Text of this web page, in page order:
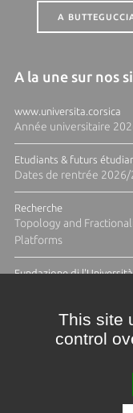
A
A la une sur nos
www.universita.corsica
Année universitaire
Etudiants & futurs
Dates de rentrée 2026/
Recherche
Topology and
Platforms
Fundazione di l'Università
This site
control